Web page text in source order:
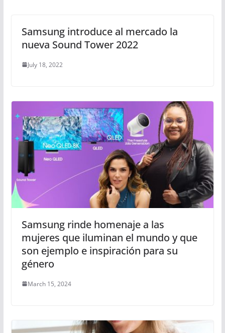
Samsung introduce al mercado la
nueva Sound Tower 2022
July 18, 2022
Samsung rinde homenaje a las
mujeres que iluminan el mundo y que
son ejemplo e inspiración para su
género
March 15, 2024